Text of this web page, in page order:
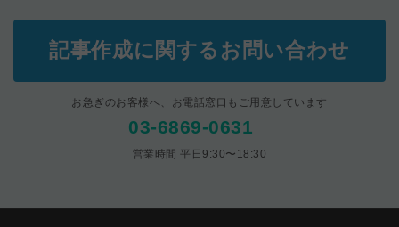
記事作成に関するお問い合わせ
お急ぎのお客様へ、お電話窓口もご用意しています
03-6869-0631
営業時間 平日9:30〜18:30